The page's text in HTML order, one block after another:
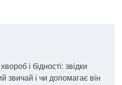
і бідності: звідки
звичай і чи допомагає він